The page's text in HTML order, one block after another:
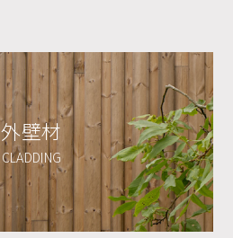
外壁材
CLADDING